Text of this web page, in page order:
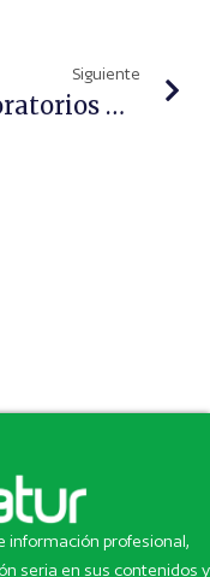
Siguiente
Laboratorios Viñas Colabora Con Farmamundi Ante Nueve Crisis Olvidadas: Salud, Alimentos Y Esperanza Para Más De 34.000 Personas
información profesional,
seria en sus contenidos y